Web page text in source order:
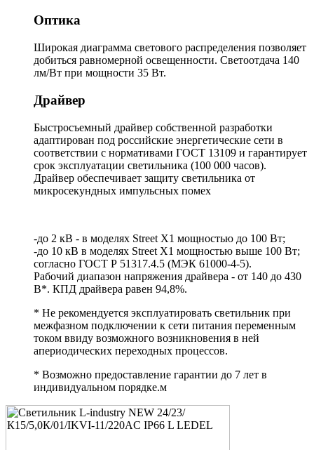
Оптика
Широкая диаграмма светового распределения позволяет
добиться равномерной освещенности. Светоотдача 140
лм/Вт при мощности 35 Вт.
Драйвер
Быстросъемный драйвер собственной разработки
адаптирован под российские энергетические сети в
соответствии с нормативами ГОСТ 13109 и гарантирует
срок эксплуатации светильника (100 000 часов).
Драйвер обеспечивает защиту светильника от
микросекундных импульсных помех
-до 2 кВ - в моделях Street X1 мощностью до 100 Вт;
-до 10 кВ в моделях Street X1 мощностью выше 100 Вт;
согласно ГОСТ Р 51317.4.5 (МЭК 61000-4-5).
Рабочий диапазон напряжения драйвера - от 140 до 430
В*. КПД драйвера равен 94,8%.
* Не рекомендуется эксплуатировать светильник при
межфазном подключении к сети питания переменным
током ввиду возможного возникновения в ней
апериодических переходных процессов.
* Возможно предоставление гарантии до 7 лет в
индивидуальном порядке.м